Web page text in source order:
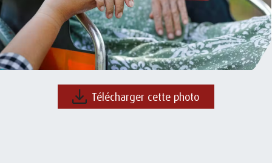
Télécharger cette photo